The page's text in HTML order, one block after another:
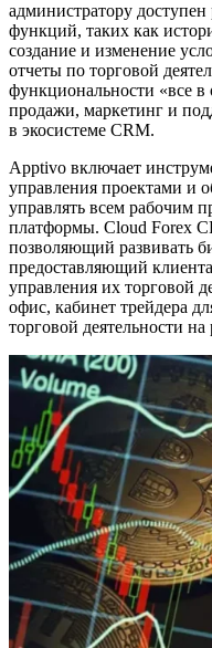
администратору
функций, таких как
создание и изменение
отчеты по торговой
функциональности «все в
продажи, маркетинг и
в экосистеме CRM.
Apptivo включает
управления проектами и
управлять всем рабочим
платформы. Cloud Forex
позволяющий развивать
предоставляющий
управления их торговой
офис, кабинет трейдера
торговой деятельности